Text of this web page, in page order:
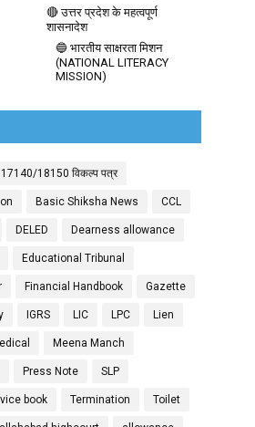
🔴 उत्तर प्रदेश के महत्वपूर्ण
शासनादेश
🔵 भारतीय साक्षरता मिशन
(NATIONAL LITERACY
MISSION)
17140/18150 विकल्प पत्र
Basic Shiksha News CCL
DELED Dearness allowance
Educational Tribunal
Financial Handbook Gazette
IGRS LIC LPC Lien
Meena Manch
Press Note SLP
book Termination Toilet